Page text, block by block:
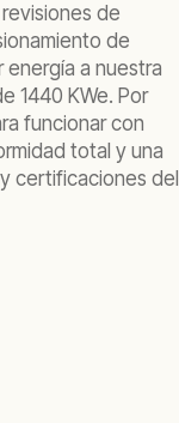
de
de
energía a nuestra
1440 KWe. Por
funcionar con
total y una
certificaciones del